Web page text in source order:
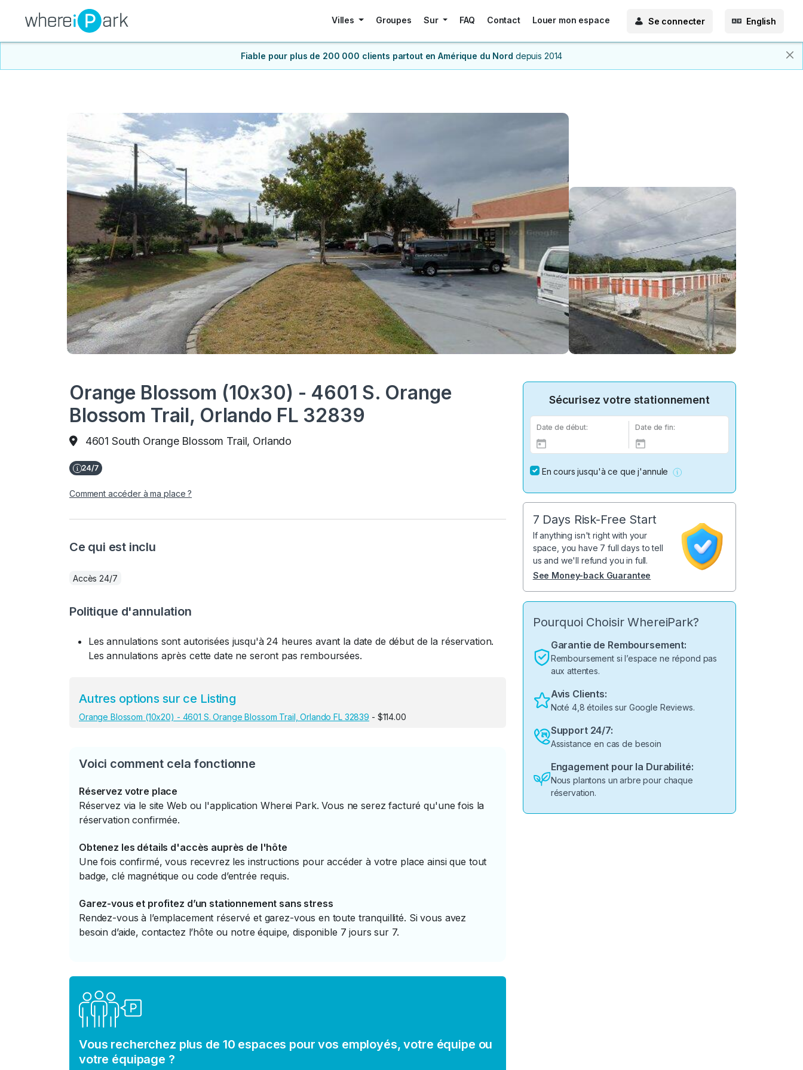
Villes Groupes Sur FAQ Contact Louer mon espace Se connecter English
Fiable pour plus de 200 000 clients partout en Amérique du Nord depuis 2014
Orange Blossom (10x30) - 4601 S. Orange
Blossom Trail, Orlando FL 32839
4601 South Orange Blossom Trail, Orlando
Comment accéder à ma place ?
Ce qui est inclu
Accès 24/7
Politique d'annulation
Les annulations sont autorisées jusqu'à 24 heures avant la date de début de la réservation.
Les annulations après cette date ne seront pas remboursées.
Autres options sur ce Listing
Orange Blossom (10x20) - 4601 S. Orange Blossom Trail, Orlando FL 32839 - $114.00
Voici comment cela fonctionne
Réservez votre place
Réservez via le site Web ou l'application Wherei Park. Vous ne serez facturé qu'une fois la
réservation confirmée.
Obtenez les détails d'accès auprès de l'hôte
Une fois confirmé, vous recevrez les instructions pour accéder à votre place ainsi que tout
badge, clé magnétique ou code d’entrée requis.
Garez-vous et profitez d’un stationnement sans stress
Rendez-vous à l’emplacement réservé et garez-vous en toute tranquillité. Si vous avez
besoin d’aide, contactez l’hôte ou notre équipe, disponible 7 jours sur 7.
Vous recherchez plus de 10 espaces pour vos employés, votre équipe ou
votre équipage ?
Sécurisez votre stationnement
Date de début: Date de fin:
En cours jusqu'à ce que j'annule
7 Days Risk-Free Start
If anything isn't right with your
space, you have 7 full days to tell
us and we'll refund you in full.
See Money-back Guarantee
Pourquoi Choisir WhereiPark?
Garantie de Remboursement:
Remboursement si l’espace ne répond pas
aux attentes.
Avis Clients:
Noté 4,8 étoiles sur Google Reviews.
Support 24/7:
Assistance en cas de besoin
Engagement pour la Durabilité:
Nous plantons un arbre pour chaque
réservation.